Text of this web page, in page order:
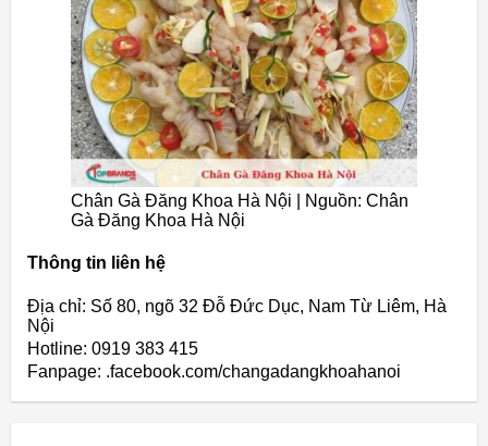
Chân Gà Đăng Khoa Hà Nội | Nguồn: Chân
Gà Đăng Khoa Hà Nội
Thông tin liên hệ
Địa chỉ: Số 80, ngõ 32 Đỗ Đức Dục, Nam Từ Liêm, Hà
Nội
Hotline: 0919 383 415
Fanpage: .facebook.com/changadangkhoahanoi